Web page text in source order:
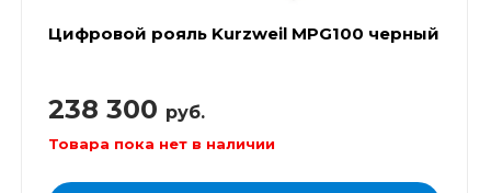
Цифровой рояль Kurzweil MPG100 черный
238 300 руб.
Товара пока нет в наличии